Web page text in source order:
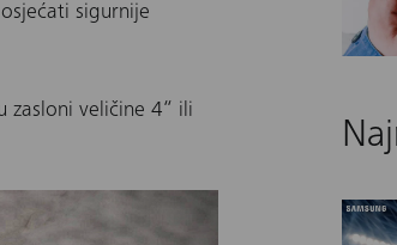
sigurnije
zasloni veličine 4“ ili